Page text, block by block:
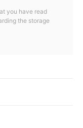
you have read
the storage